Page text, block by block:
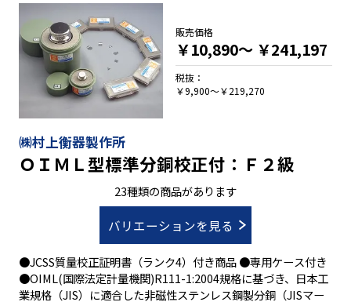
㈱村上衡器製作所
ＯＩＭＬ型標準分銅校正付：Ｆ２級
23種類の商品があります
バリエーションを見る
●JCSS質量校正証明書（ランク4）付き商品 ●専用ケース付き
●OIML(国際法定計量機関)R111-1:2004規格に基づき、日本工
業規格（JIS）に適合した非磁性ステンレス鋼製分銅（JISマー
販売価格
￥10,890～ ￥241,197
税抜：
￥9,900～￥219,270